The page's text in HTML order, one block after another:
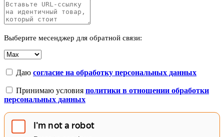
Выберите месенджер для обратной связи:
Даю согласие на обработку персональных данных
Принимаю условия политики в отношении обработки
персональных данных